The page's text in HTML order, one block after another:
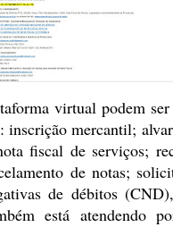
virtual podem
inscrição mercantil;
fiscal de serviços;
de notas;
de débitos
está atendendo